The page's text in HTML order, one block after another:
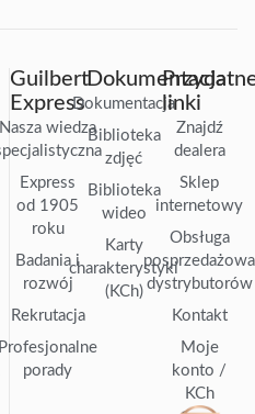
Guilbert
Express
Nasza wiedza
Express
od 1905
roku
Badania i
rozwój
Rekrutacja
porady
Dokumentacja
Dokumentacja
Biblioteka
zdjęć
Biblioteka
wideo
Karty
charakterystyki
(KCh)
linki
Znajdź
dealera
Sklep
internetowy
Obsługa
posprzedażowa
dystrybutorów
Kontakt
Moje
konto /
KCh